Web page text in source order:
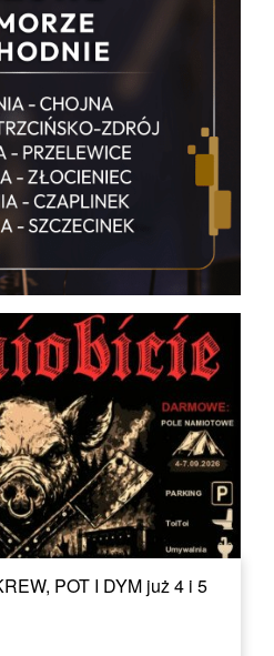
POT I DYM już 4 i 5